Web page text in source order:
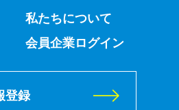
私たちについて
会員企業ログイン
登録